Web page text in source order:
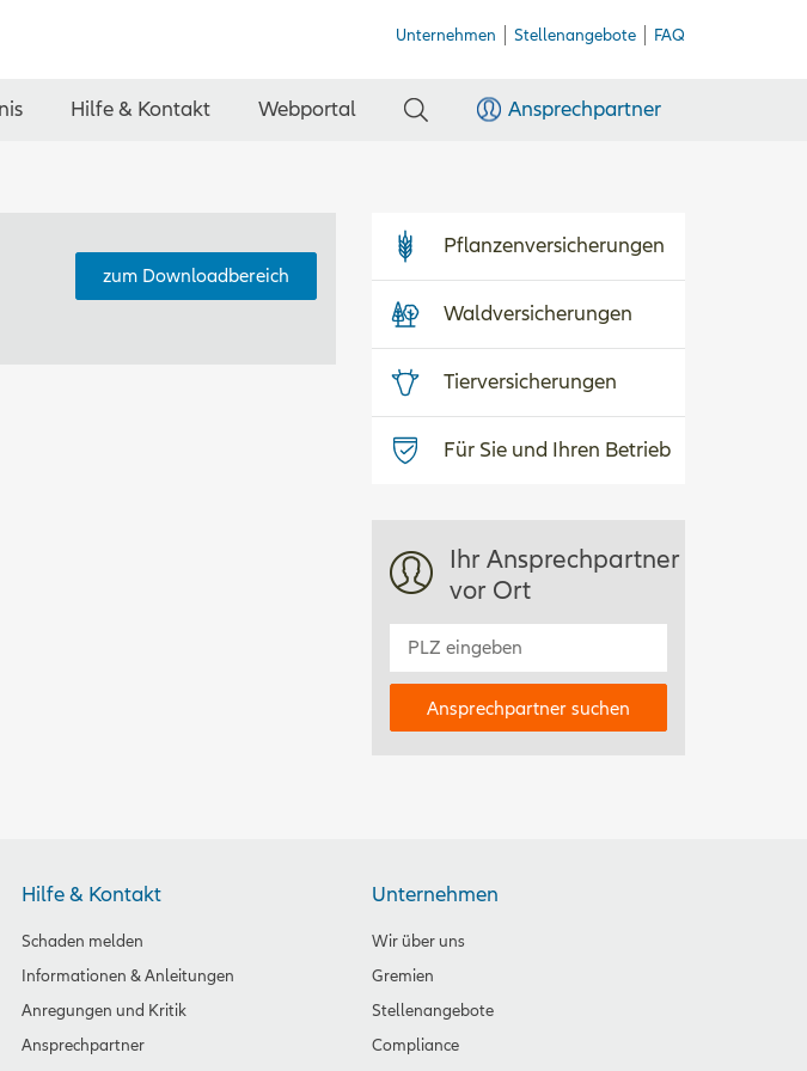
Unternehmen Stellenangebote FAQ
Hilfe & Kontakt Webportal Ansprechpartner
zum Downloadbereich
Pflanzenversicherungen
Waldversicherungen
Tierversicherungen
Für Sie und Ihren Betrieb
Ihr Ansprechpartner
vor Ort
Hilfe & Kontakt
Schaden melden
Informationen & Anleitungen
Anregungen und Kritik
Ansprechpartner
Unternehmen
Wir über uns
Gremien
Stellenangebote
Compliance